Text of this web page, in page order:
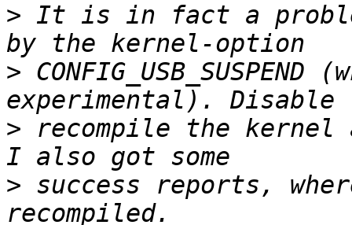
> It is in fact a
>
> recompile the
> success reports,